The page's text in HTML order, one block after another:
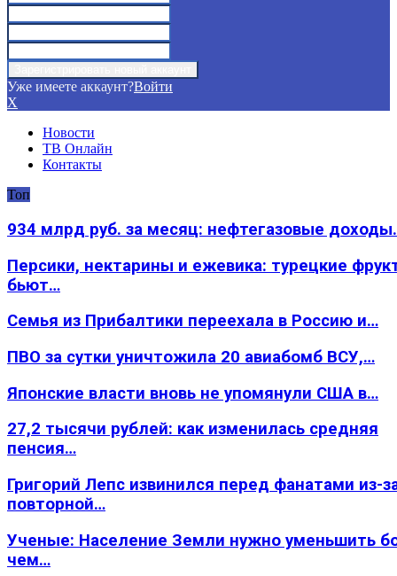
Уже имеете аккаунт?Войти
X
Новости
ТВ Онлайн
Контакты
Топ
934 млрд руб. за месяц: нефтегазовые
Персики, нектарины и ежевика: турецкие
бьют…
Семья из Прибалтики переехала в Россию и…
ПВО за сутки уничтожила 20 авиабомб ВСУ,…
Японские власти вновь не упомянули США в…
27,2 тысячи рублей: как изменилась средняя
пенсия…
Григорий Лепс извинился перед фанатами из-
повторной…
Ученые: Население Земли нужно уменьшить
чем…